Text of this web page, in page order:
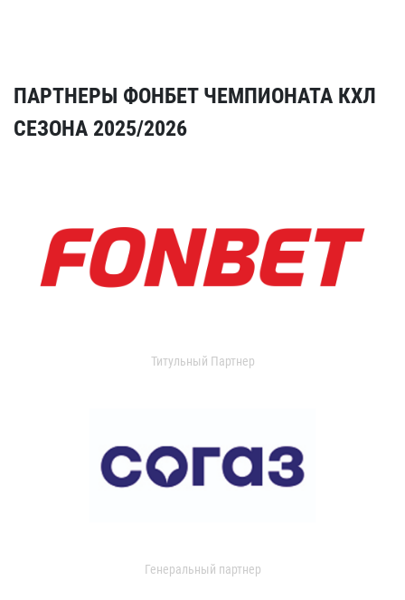
ПАРТНЕРЫ ФОНБЕТ ЧЕМПИОНАТА КХЛ
СЕЗОНА 2025/2026
Титульный Партнер
Генеральный партнер